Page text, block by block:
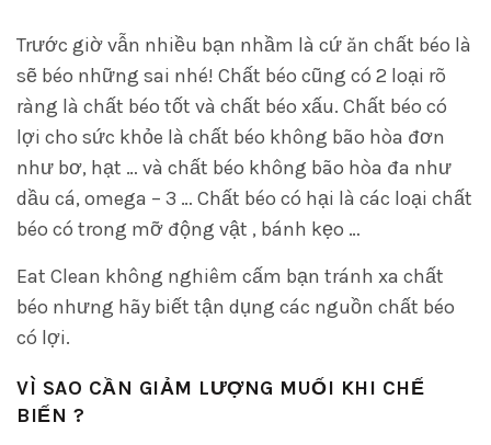
Trước giờ vẫn nhiều bạn nhầm là cứ ăn chất béo là
sẽ béo những sai nhé! Chất béo cũng có 2 loại rõ
ràng là chất béo tốt và chất béo xấu. Chất béo có
lợi cho sức khỏe là chất béo không bão hòa đơn
như bơ, hạt … và chất béo không bão hòa đa như
dầu cá, omega – 3 … Chất béo có hại là các loại chất
béo có trong mỡ động vật , bánh kẹo …
Eat Clean không nghiêm cấm bạn tránh xa chất
béo nhưng hãy biết tận dụng các nguồn chất béo
có lợi.
VÌ SAO CẦN GIẢM LƯỢNG MUỐI KHI CHẾ
BIẾN ?